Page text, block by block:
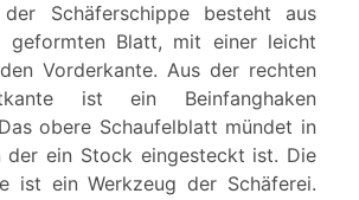
Schäferschippe besteht aus
geformten Blatt, mit einer leicht
Vorderkante. Aus der rechten
ist ein Beinfanghaken
obere Schaufelblatt mündet in
der ein Stock eingesteckt ist. Die
ist ein Werkzeug der Schäferei.